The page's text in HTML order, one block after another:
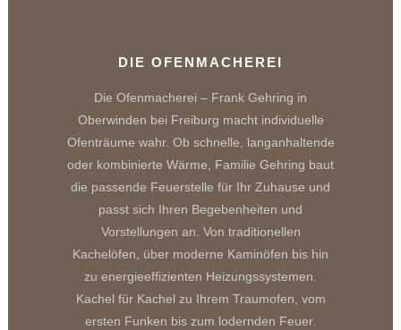
DIE OFENMACHEREI
Die Ofenmacherei – Frank Gehring in
Oberwinden bei Freiburg macht individuelle
Ofenträume wahr. Ob schnelle, langanhaltende
oder kombinierte Wärme, Familie Gehring baut
die passende Feuerstelle für Ihr Zuhause und
passt sich Ihren Begebenheiten und
Vorstellungen an. Von traditionellen
Kachelöfen, über moderne Kaminöfen bis hin
zu energieeffizienten Heizungssystemen.
Kachel für Kachel zu Ihrem Traumofen, vom
ersten Funken bis zum lodernden Feuer.